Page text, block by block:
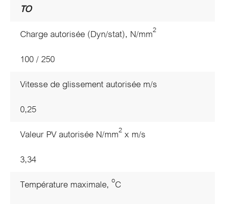
TO
Charge autorisée (Dyn/stat), N/mm2
100 / 250
Vitesse de glissement autorisée m/s
0,25
Valeur PV autorisée N/mm2 x m/s
3,34
Température maximale, oC